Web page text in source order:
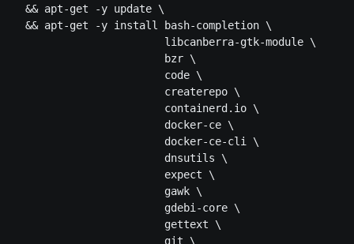
  && apt-get -y update \
  && apt-get -y install bash-completion \
                        libcanberra-gtk-module \
                        bzr \
                        code \
                        createrepo \
                        containerd.io \
                        docker-ce \
                        docker-ce-cli \
                        dnsutils \
                        expect \
                        gawk \
                        gdebi-core \
                        gettext \
                        git \